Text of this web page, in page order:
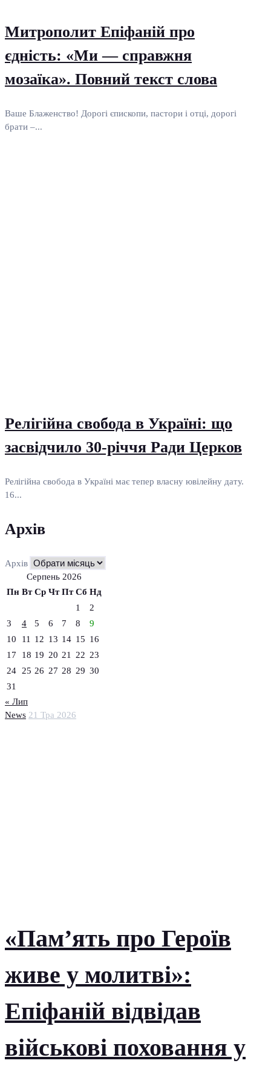
News 21 Тра 2026
«Пам’ять про Героїв
живе у молитві»:
Епіфаній відвідав
військові поховання у
Митрополит Епіфаній про
єдність: «Ми — справжня
мозаїка». Повний текст слова
Ваше Блаженство! Дорогі єпископи, пастори і отці, дорогі
брати –...
Релігійна свобода в Україні: що
засвідчило 30-річчя Ради Церков
Релігійна свобода в Україні має тепер власну ювілейну дату.
16...
Архів
Архів
Серпень 2026
Пн Вт Ср Чт Пт Сб Нд
1
2
3
4 5 6 7 8
9
10
11 12 13 14 15 16
17
18 19 20 21 22 23
24
25 26 27 28 29 30
31
« Лип